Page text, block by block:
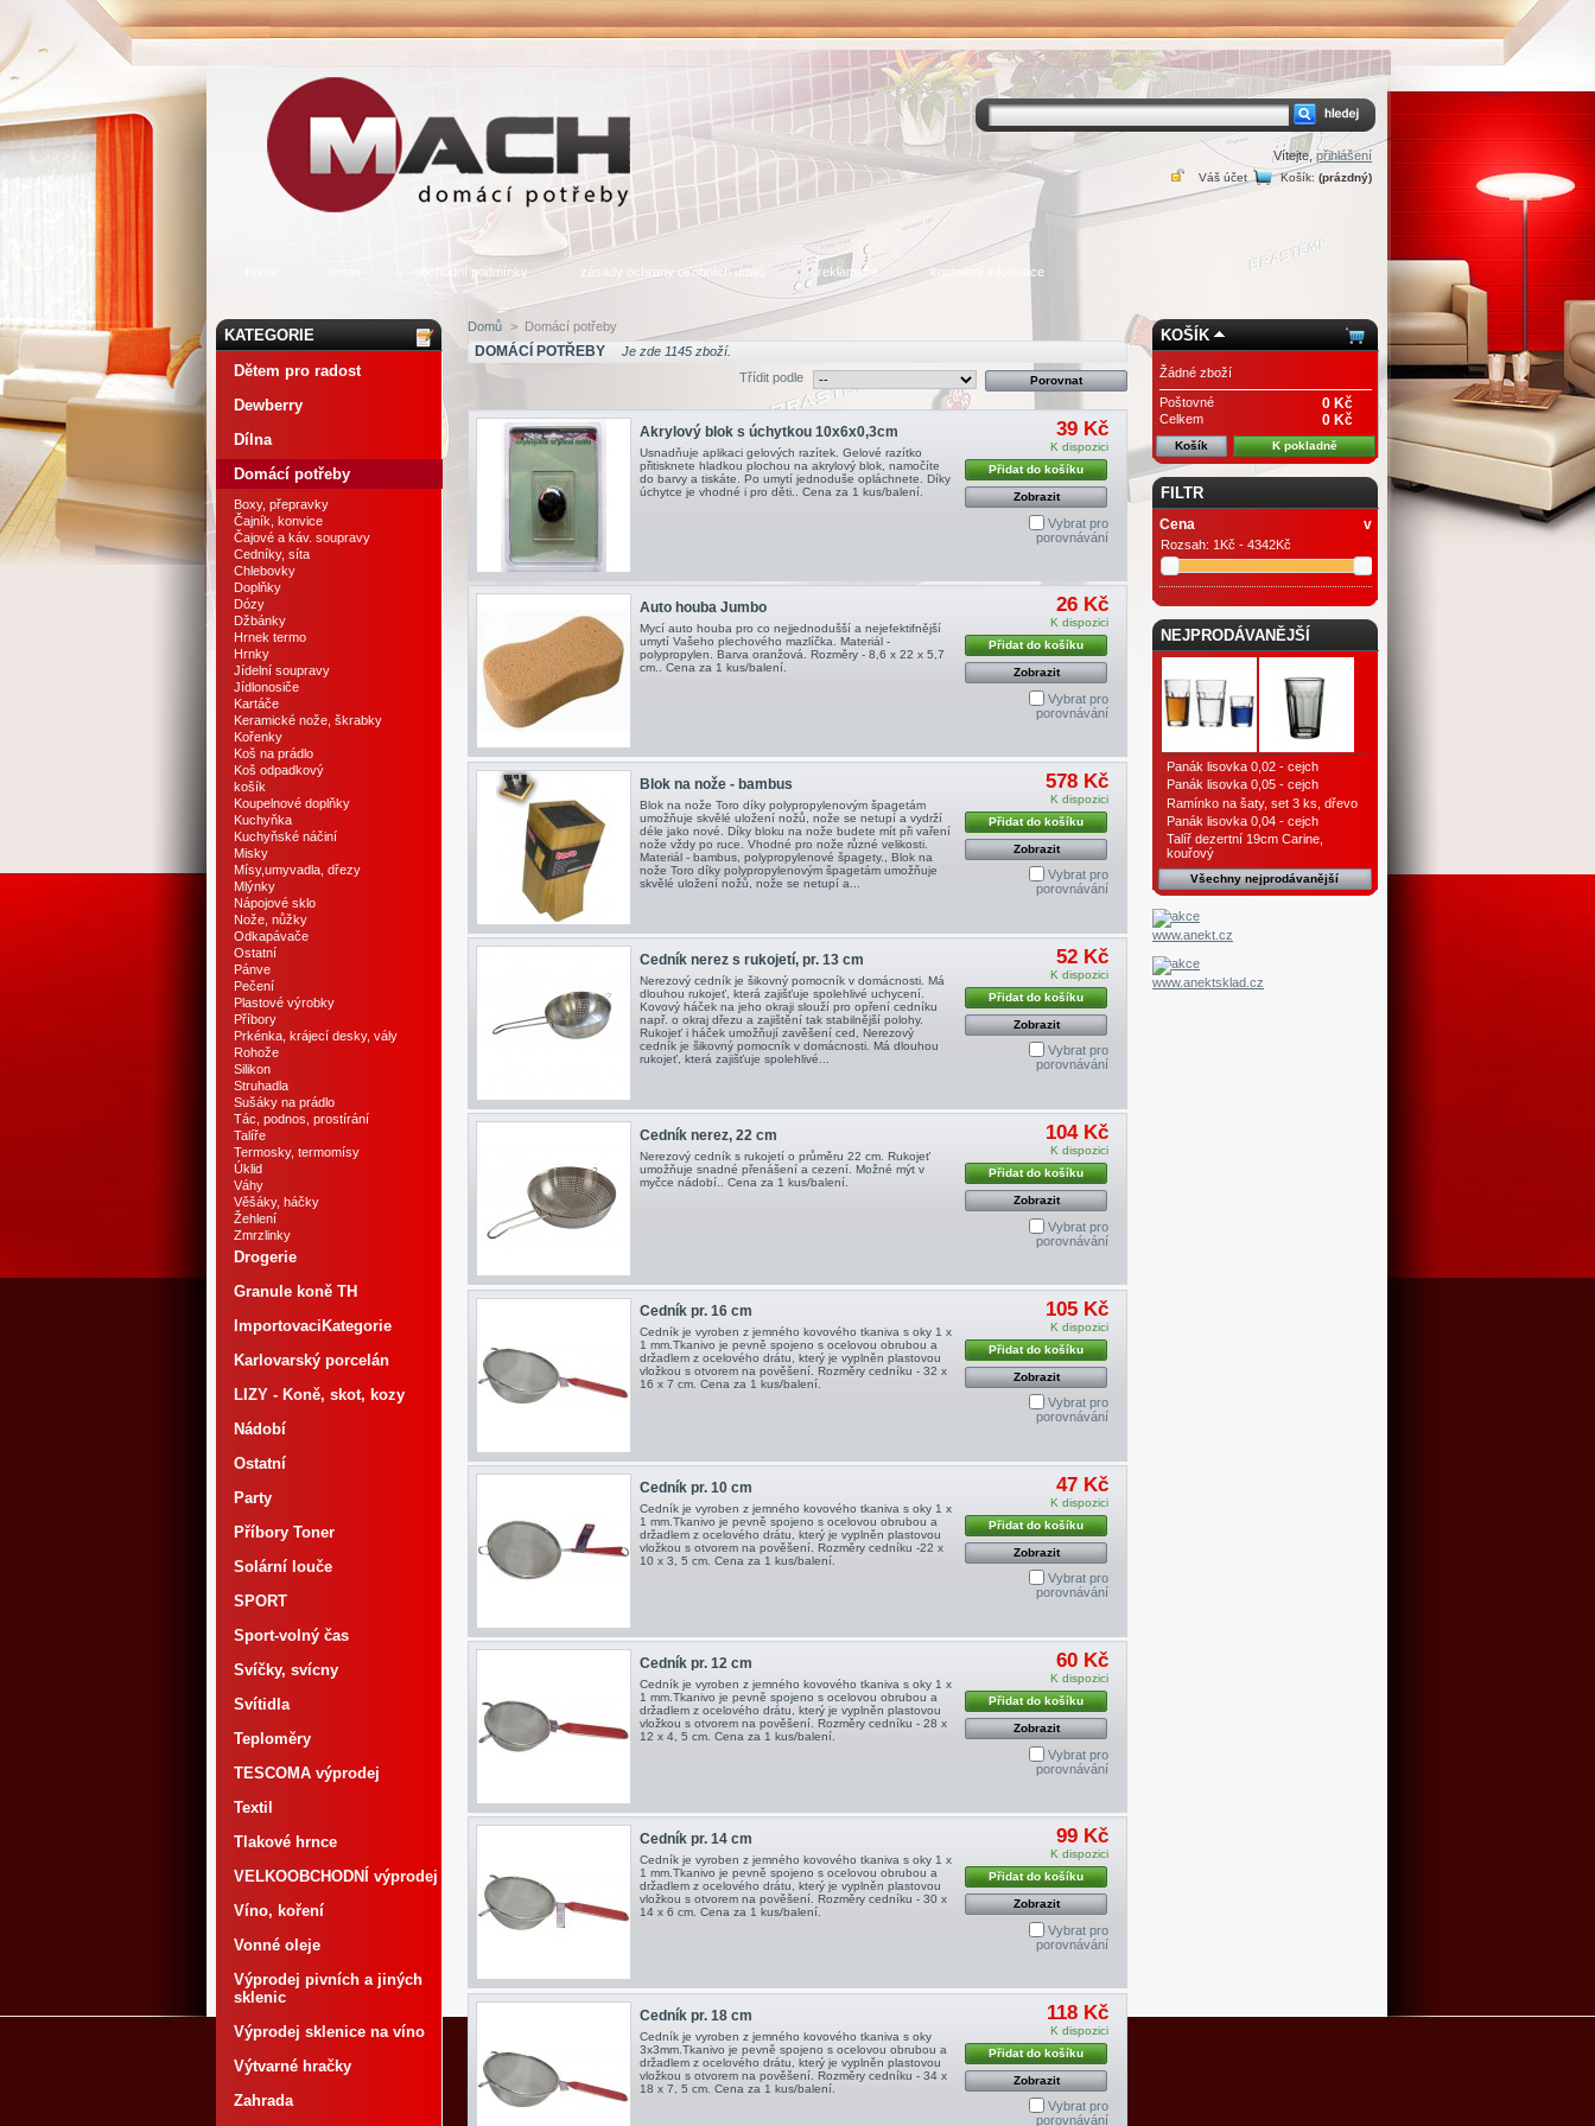
Vítejte, přihlášení
Košík: (prázdný)
Váš účet
obchodní podmínky zásady ochrany osobních údajů reklamace kontaktní informace
KATEGORIE
Dětem pro radost
Dewberry
Dílna
Domácí potřeby
Boxy, přepravky
Čajník, konvice
Čajové a káv. soupravy
Cedníky, síta
Chlebovky
Doplňky
Dózy
Džbánky
Hrnek termo
Hrnky
Jídelní soupravy
Jídlonosiče
Kartáče
Keramické nože, škrabky
Kořenky
Koš na prádlo
Koš odpadkový
košík
Koupelnové doplňky
Kuchyňka
Kuchyňské náčiní
Misky
Mísy,umyvadla, dřezy
Mlýnky
Nápojové sklo
Nože, nůžky
Odkapávače
Ostatní
Pánve
Pečení
Plastové výrobky
Příbory
Prkénka, krájecí desky, vály
Rohože
Silikon
Struhadla
Sušáky na prádlo
Tác, podnos, prostírání
Talíře
Termosky, termomísy
Úklid
Váhy
Věšáky, háčky
Žehlení
Zmrzlinky
Drogerie
Granule koně TH
ImportovaciKategorie
Karlovarský porcelán
LIZY - Koně, skot, kozy
Nádobí
Ostatní
Party
Příbory Toner
Solární louče
SPORT
Sport-volný čas
Svíčky, svícny
Svítidla
Teploměry
TESCOMA výprodej
Textil
Tlakové hrnce
VELKOOBCHODNÍ výprodej
Víno, koření
Vonné oleje
Výprodej pivních a jiných
sklenic
Výprodej sklenice na víno
Výtvarné hračky
Zahrada
Domů > Domácí potřeby
DOMÁCÍ POTŘEBY
Je zde 1145 zboží.
Třídit podle
Akrylový blok s úchytkou 10x6x0,3cm
Usnadňuje aplikaci gelových razítek. Gelové razítko
přitisknete hladkou plochou na akrylový blok, namočíte
do barvy a tiskáte. Po umytí jednoduše opláchnete. Díky
úchytce je vhodné i pro děti.. Cena za 1 kus/balení.
39 Kč
K dispozici
Přidat do košíku
Zobrazit
Vybrat pro
porovnávání
Auto houba Jumbo
Mycí auto houba pro co nejjednodušší a nejefektifnější
umytí Vašeho plechového mazlíčka. Materiál -
polypropylen. Barva oranžová. Rozměry - 8,6 x 22 x 5,7
cm.. Cena za 1 kus/balení.
26 Kč
K dispozici
Přidat do košíku
Zobrazit
Vybrat pro
porovnávání
Blok na nože - bambus
Blok na nože Toro díky polypropylenovým špagetám
umožňuje skvělé uložení nožů, nože se netupí a vydrží
déle jako nové. Díky bloku na nože budete mít při vaření
nože vždy po ruce. Vhodné pro nože různé velikosti.
Materiál - bambus, polypropylenové špagety., Blok na
nože Toro díky polypropylenovým špagetám umožňuje
skvělé uložení nožů, nože se netupí a...
578 Kč
K dispozici
Přidat do košíku
Zobrazit
Vybrat pro
porovnávání
Cedník nerez s rukojetí, pr. 13 cm
Nerezový cedník je šikovný pomocník v domácnosti. Má
dlouhou rukojeť, která zajišťuje spolehlivé uchycení.
Kovový háček na jeho okraji slouží pro opření cedníku
např. o okraj dřezu a zajištění tak stabilnější polohy.
Rukojeť i háček umožňují zavěšení ced, Nerezový
cedník je šikovný pomocník v domácnosti. Má dlouhou
rukojeť, která zajišťuje spolehlivé...
52 Kč
K dispozici
Přidat do košíku
Zobrazit
Vybrat pro
porovnávání
Cedník nerez, 22 cm
Nerezový cedník s rukojetí o průměru 22 cm. Rukojeť
umožňuje snadné přenášení a cezení. Možné mýt v
myčce nádobí.. Cena za 1 kus/balení.
104 Kč
K dispozici
Přidat do košíku
Zobrazit
Vybrat pro
porovnávání
Cedník pr. 16 cm
Cedník je vyroben z jemného kovového tkaniva s oky 1 x
1 mm.Tkanivo je pevně spojeno s ocelovou obrubou a
držadlem z ocelového drátu, který je vyplněn plastovou
vložkou s otvorem na pověšení. Rozměry cedníku - 32 x
16 x 7 cm. Cena za 1 kus/balení.
105 Kč
K dispozici
Přidat do košíku
Zobrazit
Vybrat pro
porovnávání
Cedník pr. 10 cm
Cedník je vyroben z jemného kovového tkaniva s oky 1 x
1 mm.Tkanivo je pevně spojeno s ocelovou obrubou a
držadlem z ocelového drátu, který je vyplněn plastovou
vložkou s otvorem na pověšení. Rozměry cedníku -22 x
10 x 3, 5 cm. Cena za 1 kus/balení.
47 Kč
K dispozici
Přidat do košíku
Zobrazit
Vybrat pro
porovnávání
Cedník pr. 12 cm
Cedník je vyroben z jemného kovového tkaniva s oky 1 x
1 mm.Tkanivo je pevně spojeno s ocelovou obrubou a
držadlem z ocelového drátu, který je vyplněn plastovou
vložkou s otvorem na pověšení. Rozměry cedníku - 28 x
12 x 4, 5 cm. Cena za 1 kus/balení.
60 Kč
K dispozici
Přidat do košíku
Zobrazit
Vybrat pro
porovnávání
Cedník pr. 14 cm
Cedník je vyroben z jemného kovového tkaniva s oky 1 x
1 mm.Tkanivo je pevně spojeno s ocelovou obrubou a
držadlem z ocelového drátu, který je vyplněn plastovou
vložkou s otvorem na pověšení. Rozměry cedníku - 30 x
14 x 6 cm. Cena za 1 kus/balení.
99 Kč
K dispozici
Přidat do košíku
Zobrazit
Vybrat pro
porovnávání
Cedník pr. 18 cm
Cedník je vyroben z jemného kovového tkaniva s oky
3x3mm.Tkanivo je pevně spojeno s ocelovou obrubou a
držadlem z ocelového drátu, který je vyplněn plastovou
vložkou s otvorem na pověšení. Rozměry cedníku - 34 x
18 x 7, 5 cm. Cena za 1 kus/balení.
118 Kč
K dispozici
Přidat do košíku
Zobrazit
Vybrat pro
porovnávání
KOŠÍK
Žádné zboží
Poštovné 0 Kč
Celkem 0 Kč
Košík K pokladně
FILTR
Cena v
Rozsah: 1Kč - 4342Kč
NEJPRODÁVANĚJŠÍ
Panák lisovka 0,02 - cejch
Panák lisovka 0,05 - cejch
Ramínko na šaty, set 3 ks, dřevo
Panák lisovka 0,04 - cejch
Talíř dezertní 19cm Carine,
kouřový
Všechny nejprodávanější
www.anekt.cz
www.anektsklad.cz